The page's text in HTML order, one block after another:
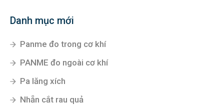
Danh mục mới
Panme đo trong cơ khí
PANME đo ngoài cơ khí
Pa lăng xích
Nhẵn cắt rau quả